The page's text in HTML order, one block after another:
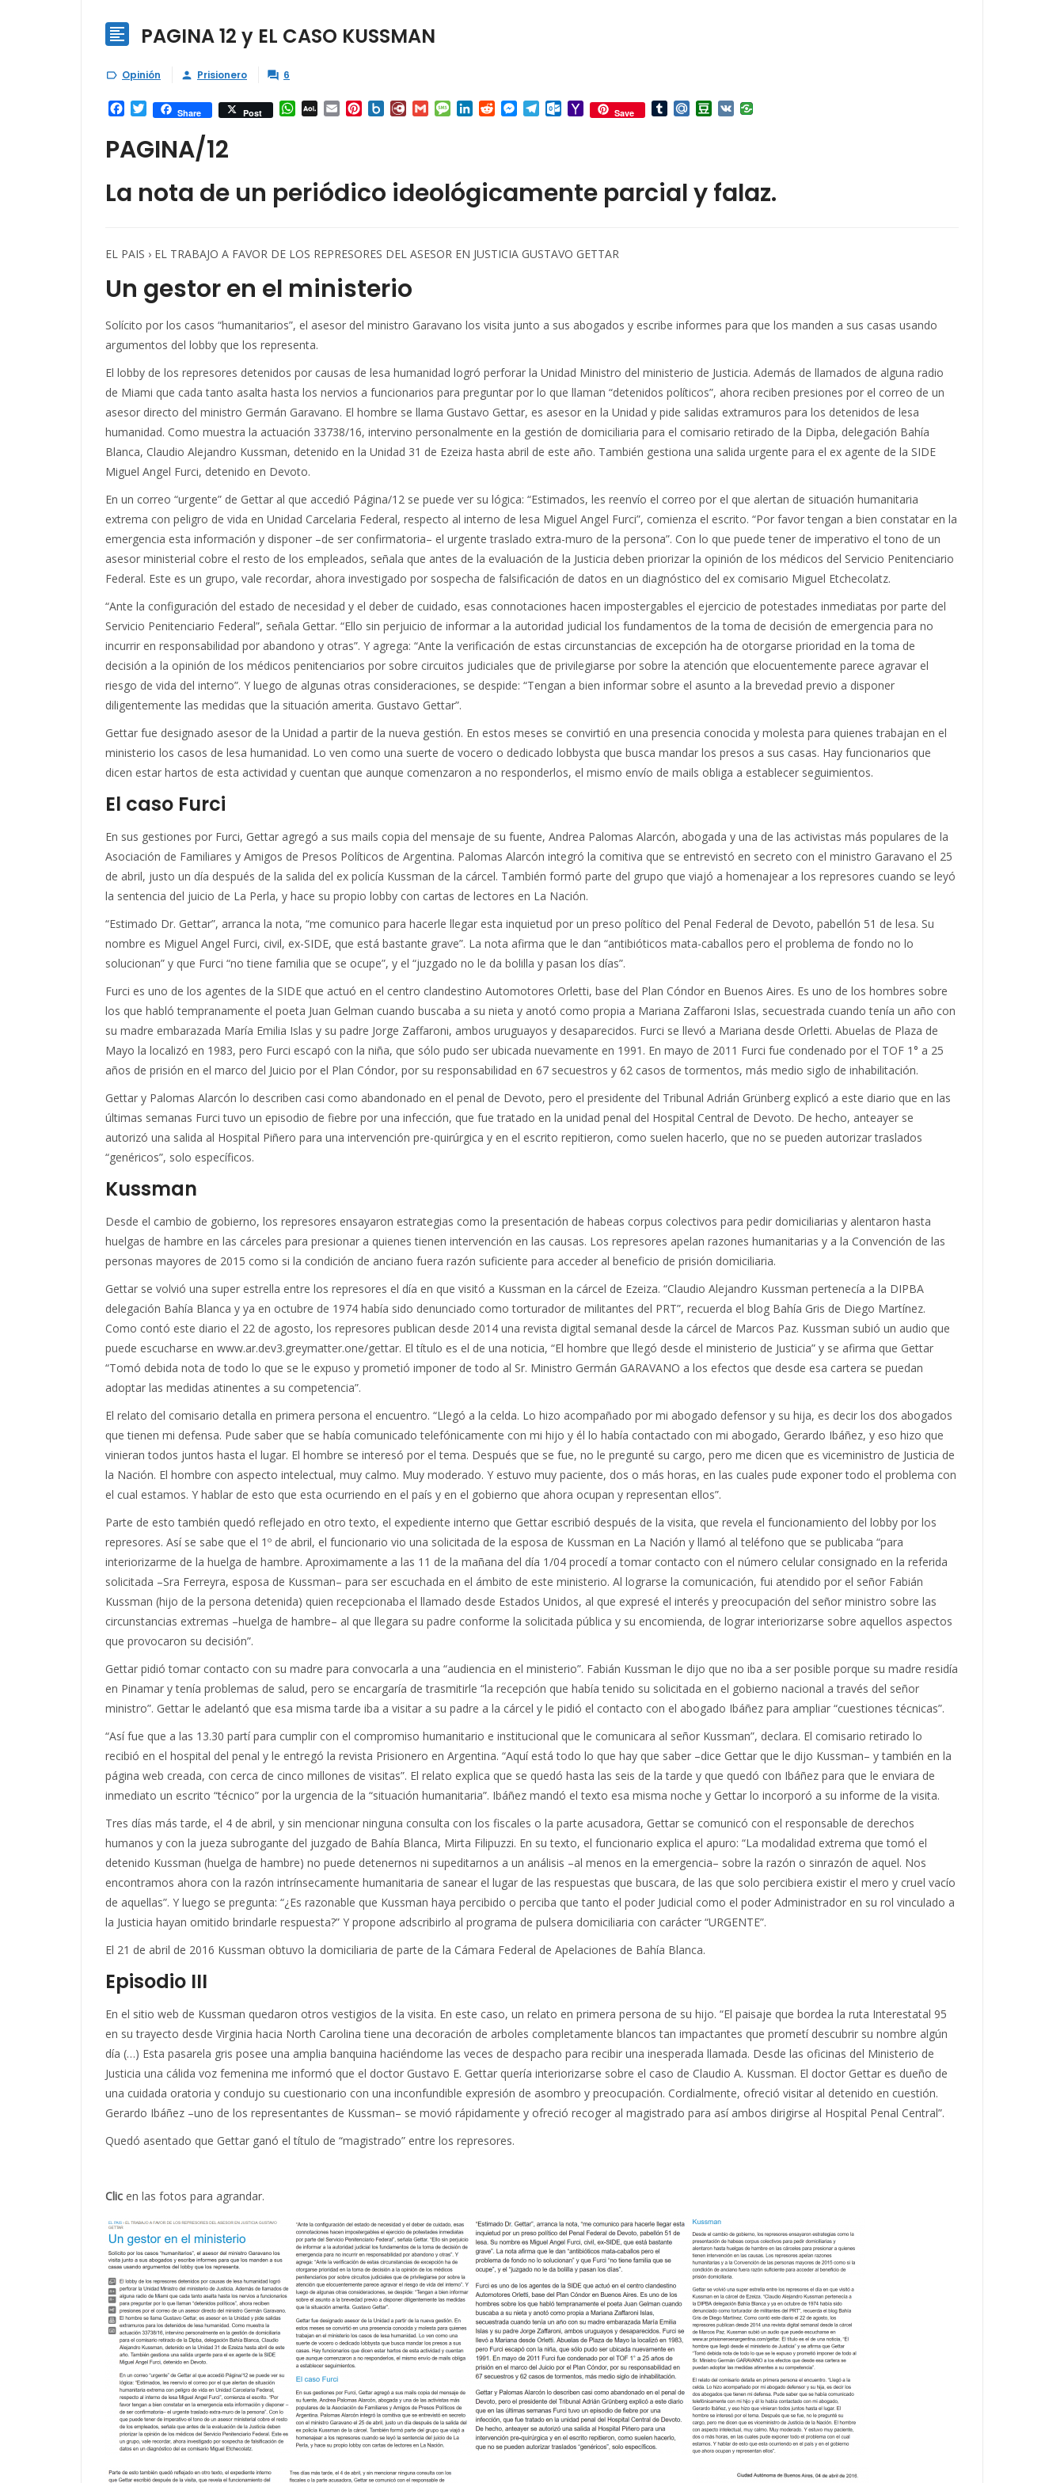
 PAGINA 12 y EL CASO KUSSMAN
 Opinión  Prisionero  6
Facebook
TwitterShare Post WhatsApp
AOL Email Pinterest
Box.netDiary.RuGmailMessage
LinkedInRedditMessenger
TelegramOutlook.com
YahooSave TumblrMail.RuDouban
VK
PAGINA/12
La nota de un periódico ideológicamente parcial y falaz.
EL PAIS › EL TRABAJO A FAVOR DE LOS REPRESORES DEL ASESOR EN JUSTICIA GUSTAVO GETTAR
Un gestor en el ministerio
Solícito por los casos “humanitarios”, el asesor del ministro Garavano los visita junto a sus abogados y escribe informes para que los manden a sus casas usando
argumentos del lobby que los representa.
El lobby de los represores detenidos por causas de lesa humanidad logró perforar la Unidad Ministro del ministerio de Justicia. Además de llamados de alguna radio
de Miami que cada tanto asalta hasta los nervios a funcionarios para preguntar por lo que llaman “detenidos políticos”, ahora reciben presiones por el correo de un
asesor directo del ministro Germán Garavano. El hombre se llama Gustavo Gettar, es asesor en la Unidad y pide salidas extramuros para los detenidos de lesa
humanidad. Como muestra la actuación 33738/16, intervino personalmente en la gestión de domiciliaria para el comisario retirado de la Dipba, delegación Bahía
Blanca, Claudio Alejandro Kussman, detenido en la Unidad 31 de Ezeiza hasta abril de este año. También gestiona una salida urgente para el ex agente de la SIDE
Miguel Angel Furci, detenido en Devoto.
En un correo “urgente” de Gettar al que accedió Página/12 se puede ver su lógica: “Estimados, les reenvío el correo por el que alertan de situación humanitaria
extrema con peligro de vida en Unidad Carcelaria Federal, respecto al interno de lesa Miguel Angel Furci”, comienza el escrito. “Por favor tengan a bien constatar en la
emergencia esta información y disponer –de ser confirmatoria– el urgente traslado extra-muro de la persona”. Con lo que puede tener de imperativo el tono de un
asesor ministerial cobre el resto de los empleados, señala que antes de la evaluación de la Justicia deben priorizar la opinión de los médicos del Servicio Penitenciario
Federal. Este es un grupo, vale recordar, ahora investigado por sospecha de falsificación de datos en un diagnóstico del ex comisario Miguel Etchecolatz.
“Ante la configuración del estado de necesidad y el deber de cuidado, esas connotaciones hacen impostergables el ejercicio de potestades inmediatas por parte del
Servicio Penitenciario Federal”, señala Gettar. “Ello sin perjuicio de informar a la autoridad judicial los fundamentos de la toma de decisión de emergencia para no
incurrir en responsabilidad por abandono y otras”. Y agrega: “Ante la verificación de estas circunstancias de excepción ha de otorgarse prioridad en la toma de
decisión a la opinión de los médicos penitenciarios por sobre circuitos judiciales que de privilegiarse por sobre la atención que elocuentemente parece agravar el
riesgo de vida del interno”. Y luego de algunas otras consideraciones, se despide: “Tengan a bien informar sobre el asunto a la brevedad previo a disponer
diligentemente las medidas que la situación amerita. Gustavo Gettar”.
Gettar fue designado asesor de la Unidad a partir de la nueva gestión. En estos meses se convirtió en una presencia conocida y molesta para quienes trabajan en el
ministerio los casos de lesa humanidad. Lo ven como una suerte de vocero o dedicado lobbysta que busca mandar los presos a sus casas. Hay funcionarios que
dicen estar hartos de esta actividad y cuentan que aunque comenzaron a no responderlos, el mismo envío de mails obliga a establecer seguimientos.
El caso Furci
En sus gestiones por Furci, Gettar agregó a sus mails copia del mensaje de su fuente, Andrea Palomas Alarcón, abogada y una de las activistas más populares de la
Asociación de Familiares y Amigos de Presos Políticos de Argentina. Palomas Alarcón integró la comitiva que se entrevistó en secreto con el ministro Garavano el 25
de abril, justo un día después de la salida del ex policía Kussman de la cárcel. También formó parte del grupo que viajó a homenajear a los represores cuando se leyó
la sentencia del juicio de La Perla, y hace su propio lobby con cartas de lectores en La Nación.
“Estimado Dr. Gettar”, arranca la nota, “me comunico para hacerle llegar esta inquietud por un preso político del Penal Federal de Devoto, pabellón 51 de lesa. Su
nombre es Miguel Angel Furci, civil, ex-SIDE, que está bastante grave”. La nota afirma que le dan “antibióticos mata-caballos pero el problema de fondo no lo
solucionan” y que Furci “no tiene familia que se ocupe”, y el “juzgado no le da bolilla y pasan los días”.
Furci es uno de los agentes de la SIDE que actuó en el centro clandestino Automotores Orletti, base del Plan Cóndor en Buenos Aires. Es uno de los hombres sobre
los que habló tempranamente el poeta Juan Gelman cuando buscaba a su nieta y anotó como propia a Mariana Zaffaroni Islas, secuestrada cuando tenía un año con
su madre embarazada María Emilia Islas y su padre Jorge Zaffaroni, ambos uruguayos y desaparecidos. Furci se llevó a Mariana desde Orletti. Abuelas de Plaza de
Mayo la localizó en 1983, pero Furci escapó con la niña, que sólo pudo ser ubicada nuevamente en 1991. En mayo de 2011 Furci fue condenado por el TOF 1° a 25
años de prisión en el marco del Juicio por el Plan Cóndor, por su responsabilidad en 67 secuestros y 62 casos de tormentos, más medio siglo de inhabilitación.
Gettar y Palomas Alarcón lo describen casi como abandonado en el penal de Devoto, pero el presidente del Tribunal Adrián Grünberg explicó a este diario que en las
últimas semanas Furci tuvo un episodio de fiebre por una infección, que fue tratado en la unidad penal del Hospital Central de Devoto. De hecho, anteayer se
autorizó una salida al Hospital Piñero para una intervención pre-quirúrgica y en el escrito repitieron, como suelen hacerlo, que no se pueden autorizar traslados
“genéricos”, solo específicos.
Kussman
Desde el cambio de gobierno, los represores ensayaron estrategias como la presentación de habeas corpus colectivos para pedir domiciliarias y alentaron hasta
huelgas de hambre en las cárceles para presionar a quienes tienen intervención en las causas. Los represores apelan razones humanitarias y a la Convención de las
personas mayores de 2015 como si la condición de anciano fuera razón suficiente para acceder al beneficio de prisión domiciliaria.
Gettar se volvió una super estrella entre los represores el día en que visitó a Kussman en la cárcel de Ezeiza. “Claudio Alejandro Kussman pertenecía a la DIPBA
delegación Bahía Blanca y ya en octubre de 1974 había sido denunciado como torturador de militantes del PRT”, recuerda el blog Bahía Gris de Diego Martínez.
Como contó este diario el 22 de agosto, los represores publican desde 2014 una revista digital semanal desde la cárcel de Marcos Paz. Kussman subió un audio que
puede escucharse en www.ar.dev3.greymatter.one/gettar. El título es el de una noticia, “El hombre que llegó desde el ministerio de Justicia” y se afirma que Gettar
“Tomó debida nota de todo lo que se le expuso y prometió imponer de todo al Sr. Ministro Germán GARAVANO a los efectos que desde esa cartera se puedan
adoptar las medidas atinentes a su competencia”.
El relato del comisario detalla en primera persona el encuentro. “Llegó a la celda. Lo hizo acompañado por mi abogado defensor y su hija, es decir los dos abogados
que tienen mi defensa. Pude saber que se había comunicado telefónicamente con mi hijo y él lo había contactado con mi abogado, Gerardo Ibáñez, y eso hizo que
vinieran todos juntos hasta el lugar. El hombre se interesó por el tema. Después que se fue, no le pregunté su cargo, pero me dicen que es viceministro de Justicia de
la Nación. El hombre con aspecto intelectual, muy calmo. Muy moderado. Y estuvo muy paciente, dos o más horas, en las cuales pude exponer todo el problema con
el cual estamos. Y hablar de esto que esta ocurriendo en el país y en el gobierno que ahora ocupan y representan ellos”.
Parte de esto también quedó reflejado en otro texto, el expediente interno que Gettar escribió después de la visita, que revela el funcionamiento del lobby por los
represores. Así se sabe que el 1º de abril, el funcionario vio una solicitada de la esposa de Kussman en La Nación y llamó al teléfono que se publicaba “para
interiorizarme de la huelga de hambre. Aproximamente a las 11 de la mañana del día 1/04 procedí a tomar contacto con el número celular consignado en la referida
solicitada –Sra Ferreyra, esposa de Kussman– para ser escuchada en el ámbito de este ministerio. Al lograrse la comunicación, fui atendido por el señor Fabián
Kussman (hijo de la persona detenida) quien recepcionaba el llamado desde Estados Unidos, al que expresé el interés y preocupación del señor ministro sobre las
circunstancias extremas –huelga de hambre– al que llegara su padre conforme la solicitada pública y su encomienda, de lograr interiorizarse sobre aquellos aspectos
que provocaron su decisión”.
Gettar pidió tomar contacto con su madre para convocarla a una “audiencia en el ministerio”. Fabián Kussman le dijo que no iba a ser posible porque su madre residía
en Pinamar y tenía problemas de salud, pero se encargaría de trasmitirle “la recepción que había tenido su solicitada en el gobierno nacional a través del señor
ministro”. Gettar le adelantó que esa misma tarde iba a visitar a su padre a la cárcel y le pidió el contacto con el abogado Ibáñez para ampliar “cuestiones técnicas”.
“Así fue que a las 13.30 partí para cumplir con el compromiso humanitario e institucional que le comunicara al señor Kussman”, declara. El comisario retirado lo
recibió en el hospital del penal y le entregó la revista Prisionero en Argentina. “Aquí está todo lo que hay que saber –dice Gettar que le dijo Kussman– y también en la
página web creada, con cerca de cinco millones de visitas”. El relato explica que se quedó hasta las seis de la tarde y que quedó con Ibáñez para que le enviara de
inmediato un escrito “técnico” por la urgencia de la “situación humanitaria”. Ibáñez mandó el texto esa misma noche y Gettar lo incorporó a su informe de la visita.
Tres días más tarde, el 4 de abril, y sin mencionar ninguna consulta con los fiscales o la parte acusadora, Gettar se comunicó con el responsable de derechos
humanos y con la jueza subrogante del juzgado de Bahía Blanca, Mirta Filipuzzi. En su texto, el funcionario explica el apuro: “La modalidad extrema que tomó el
detenido Kussman (huelga de hambre) no puede detenernos ni supeditarnos a un análisis –al menos en la emergencia– sobre la razón o sinrazón de aquel. Nos
encontramos ahora con la razón intrínsecamente humanitaria de sanear el lugar de las respuestas que buscara, de las que solo percibiera existir el mero y cruel vacío
de aquellas”. Y luego se pregunta: “¿Es razonable que Kussman haya percibido o perciba que tanto el poder Judicial como el poder Administrador en su rol vinculado a
la Justicia hayan omitido brindarle respuesta?” Y propone adscribirlo al programa de pulsera domiciliaria con carácter “URGENTE”.
El 21 de abril de 2016 Kussman obtuvo la domiciliaria de parte de la Cámara Federal de Apelaciones de Bahía Blanca.
Episodio III
En el sitio web de Kussman quedaron otros vestigios de la visita. En este caso, un relato en primera persona de su hijo. “El paisaje que bordea la ruta Interestatal 95
en su trayecto desde Virginia hacia North Carolina tiene una decoración de arboles completamente blancos tan impactantes que prometí descubrir su nombre algún
día (…) Esta pasarela gris posee una amplia banquina haciéndome las veces de despacho para recibir una inesperada llamada. Desde las oficinas del Ministerio de
Justicia una cálida voz femenina me informó que el doctor Gustavo E. Gettar quería interiorizarse sobre el caso de Claudio A. Kussman. El doctor Gettar es dueño de
una cuidada oratoria y condujo su cuestionario con una inconfundible expresión de asombro y preocupación. Cordialmente, ofreció visitar al detenido en cuestión.
Gerardo Ibáñez –uno de los representantes de Kussman– se movió rápidamente y ofreció recoger al magistrado para así ambos dirigirse al Hospital Penal Central”.
Quedó asentado que Gettar ganó el título de “magistrado” entre los represores.
Clic en las fotos para agrandar.